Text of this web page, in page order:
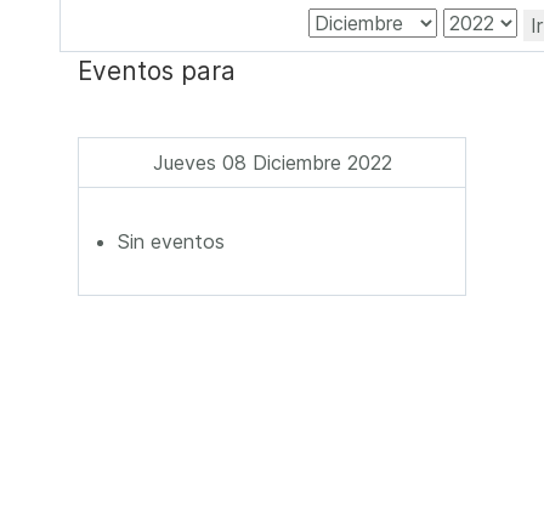
Eventos para
Jueves 08 Diciembre 2022
Sin eventos